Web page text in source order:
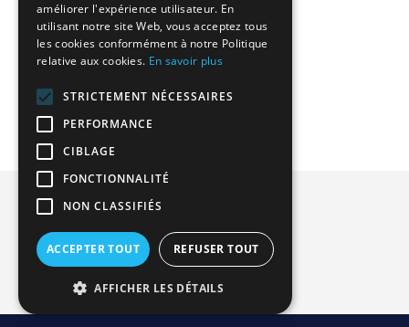
Related Products
Privacy and Cookie Policy
Orders and Returns
améliorer l'expérience utilisateur. En
utilisant notre site Web, vous acceptez tous
les cookies conformément à notre Politique
relative aux cookies. En savoir plus
STRICTEMENT NÉCESSAIRES
PERFORMANCE
CIBLAGE
FONCTIONNALITÉ
NON CLASSIFIÉS
ACCEPTER TOUT REFUSER TOUT
AFFICHER LES DÉTAILS